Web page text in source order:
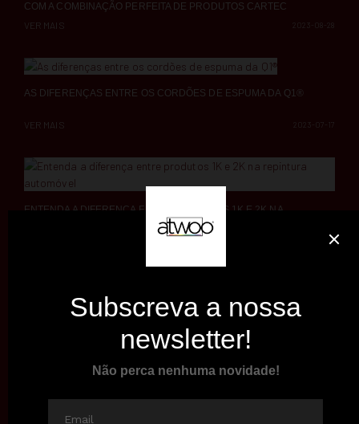
COM A COMBINAÇÃO PERFEITA DE PRODUTOS CARTEC
2023-08-28
VER MAIS
AS DIFERENÇAS ENTRE OS CORDÕES DE ESPUMA DA Q1®
2023-07-17
VER MAIS
ENTENDA A DIFERENÇA ENTRE PRODUTOS 1K E 2K NA
2023-06-13
COMO UTILIZAR UMA PISTOLA DE GRAVIDADE?